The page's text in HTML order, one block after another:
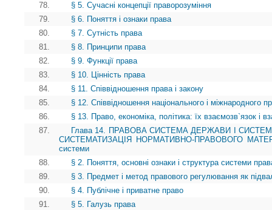
78.
§ 5. Сучасні концепції праворозуміння
79.
§ 6. Поняття і ознаки права
80.
§ 7. Сутність права
81.
§ 8. Принципи права
82.
§ 9. Функції права
83.
§ 10. Цінність права
84.
§ 11. Співвідношення права і закону
85.
§ 12. Співвідношення національного і міжнародного
86.
§ 13. Право, економіка, політика: їх взаємозв`язок і
87.
Глава 14. ПРАВОВА СИСТЕМА ДЕРЖАВИ І
СИСТЕМАТИЗАЦІЯ НОРМАТИВНО-ПРАВОВОГО
системи
88.
§ 2. Поняття, основні ознаки і структура системи
89.
§ 3. Предмет і метод правового регулювання як
90.
§ 4. Публічне і приватне право
91.
§ 5. Галузь права